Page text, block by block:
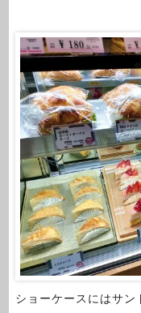
ショーケースにはサン